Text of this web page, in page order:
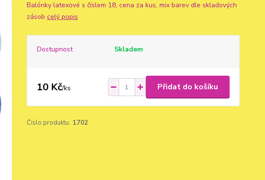
Balónky latexové s číslem 18, cena za kus, mix barev dle skladových
zásob celý popis
Dostupnost Skladem
10 Kč/ks Přidat do košíku
Číslo produktu: 1702